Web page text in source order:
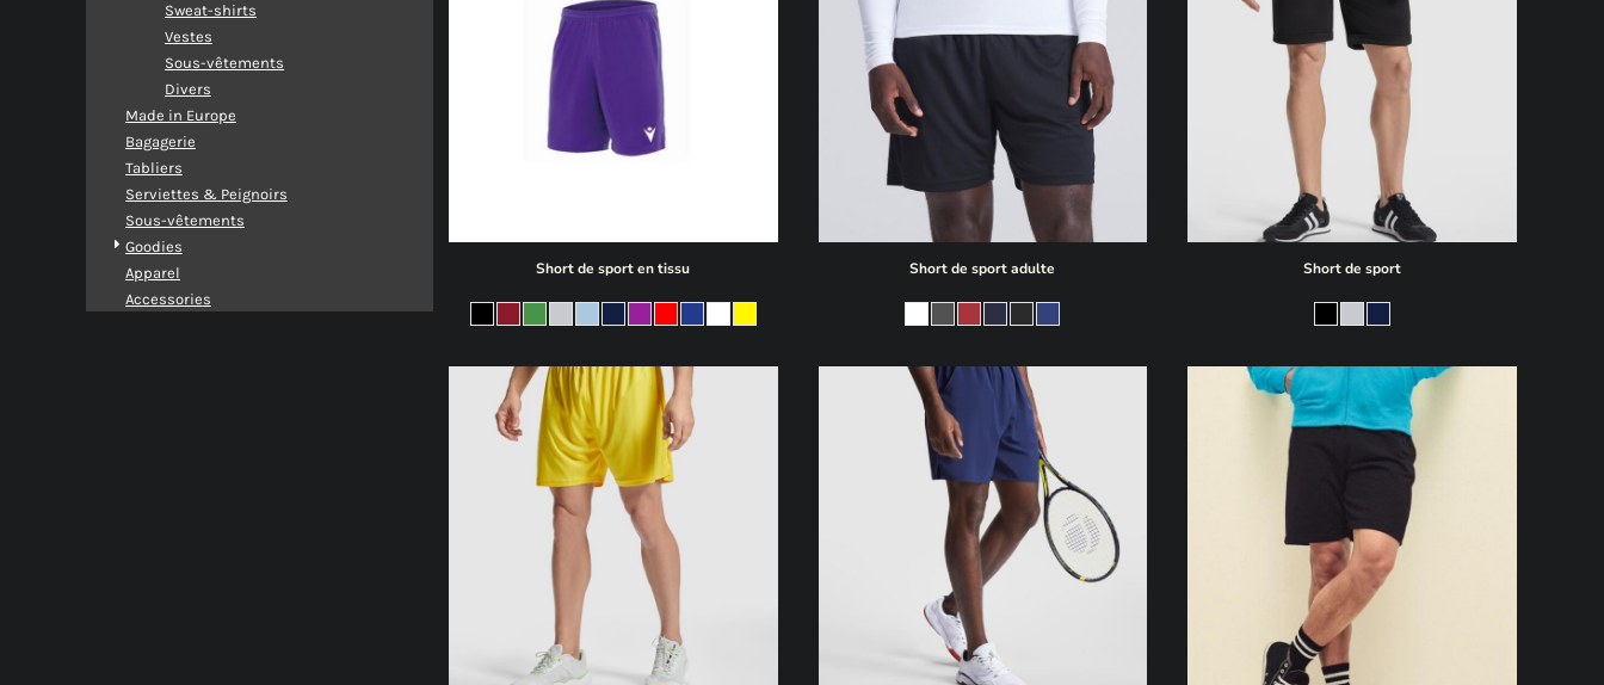
Sweat-shirts
Vestes
Sous-vêtements
Divers
Made in Europe
Bagagerie
Tabliers
Serviettes & Peignoirs
Sous-vêtements
Goodies
Apparel
Accessories
Short de sport en tissu Short de sport adulte Short de sport